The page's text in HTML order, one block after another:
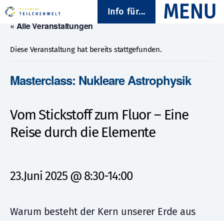
Info für...
« Alle Veranstaltungen
Diese Veranstaltung hat bereits stattgefunden.
Masterclass: Nukleare Astrophysik
Vom Stickstoff zum Fluor – Eine
Reise durch die Elemente
23.Juni 2025 @ 8:30-14:00
Warum besteht der Kern unserer Erde aus